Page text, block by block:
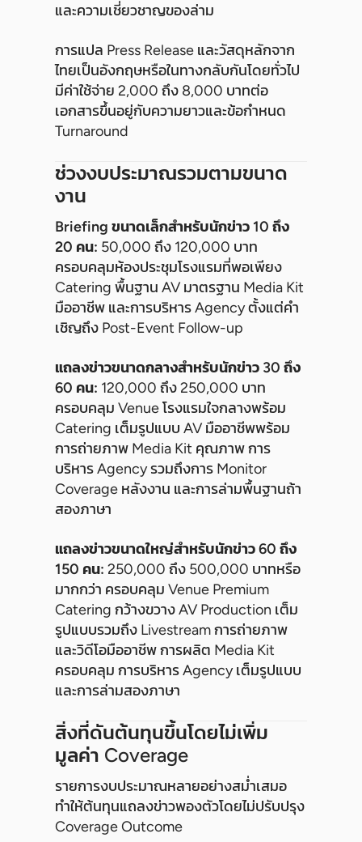
และความเชี่ยวชาญของล่าม
การแปล Press Release และวัสดุหลักจาก
ไทยเป็นอังกฤษหรือในทางกลับกันโดยทั่วไป
มีค่าใช้จ่าย 2,000 ถึง 8,000 บาทต่อ
เอกสารขึ้นอยู่กับความยาวและข้อกำหนด
Turnaround
ช่วงงบประมาณรวมตามขนาด
งาน
Briefing ขนาดเล็กสำหรับนักข่าว 10 ถึง
20 คน: 50,000 ถึง 120,000 บาท
ครอบคลุมห้องประชุมโรงแรมที่พอเพียง
Catering พื้นฐาน AV มาตรฐาน Media Kit
มืออาชีพ และการบริหาร Agency ตั้งแต่คำ
เชิญถึง Post-Event Follow-up
แถลงข่าวขนาดกลางสำหรับนักข่าว 30 ถึง
60 คน: 120,000 ถึง 250,000 บาท
ครอบคลุม Venue โรงแรมใจกลางพร้อม
Catering เต็มรูปแบบ AV มืออาชีพพร้อม
การถ่ายภาพ Media Kit คุณภาพ การ
บริหาร Agency รวมถึงการ Monitor
Coverage หลังงาน และการล่ามพื้นฐานถ้า
สองภาษา
แถลงข่าวขนาดใหญ่สำหรับนักข่าว 60 ถึง
150 คน: 250,000 ถึง 500,000 บาทหรือ
มากกว่า ครอบคลุม Venue Premium
Catering กว้างขวาง AV Production เต็ม
รูปแบบรวมถึง Livestream การถ่ายภาพ
และวิดีโอมืออาชีพ การผลิต Media Kit
ครอบคลุม การบริหาร Agency เต็มรูปแบบ
และการล่ามสองภาษา
สิ่งที่ดันต้นทุนขึ้นโดยไม่เพิ่ม
มูลค่า Coverage
รายการงบประมาณหลายอย่างสม่ำเสมอ
ทำให้ต้นทุนแถลงข่าวพองตัวโดยไม่ปรับปรุง
Coverage Outcome